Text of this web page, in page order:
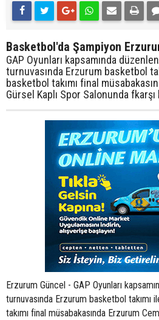
Basketbol'da Şampiyon
GAP Oyunları kapsamında
turnuvasında Erzurum basketbol
basketbol takımı final
Gürsel Kaplı Spor Salonunda fkarşı
Erzurum Güncel - GAP Oyunları
turnuvasında Erzurum basketbol takımı
takımı final müsabakasında Erzurum